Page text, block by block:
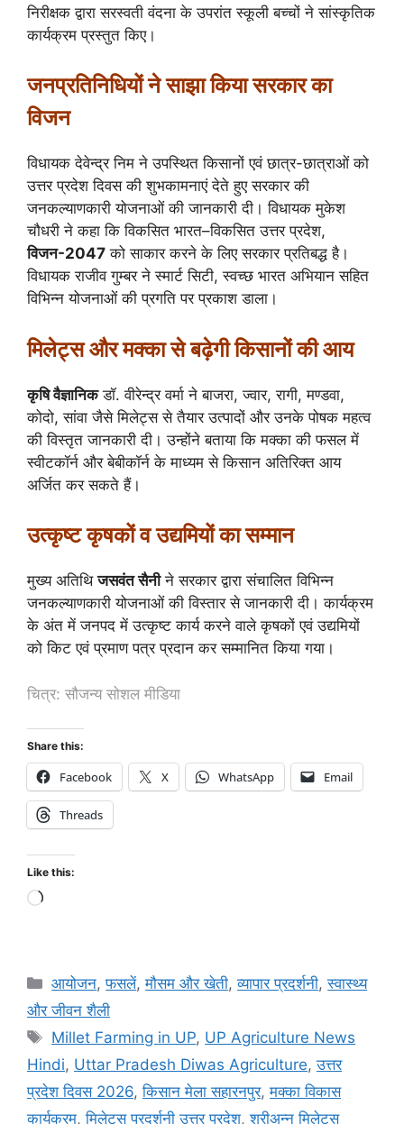
निरीक्षक द्वारा सरस्वती वंदना के उपरांत स्कूली बच्चों ने सांस्कृतिक
कार्यक्रम प्रस्तुत किए।
जनप्रतिनिधियों ने साझा किया सरकार का
विजन
विधायक देवेन्द्र निम ने उपस्थित किसानों एवं छात्र-छात्राओं को
उत्तर प्रदेश दिवस की शुभकामनाएं देते हुए सरकार की
जनकल्याणकारी योजनाओं की जानकारी दी। विधायक मुकेश
चौधरी ने कहा कि विकसित भारत–विकसित उत्तर प्रदेश,
विजन-2047 को साकार करने के लिए सरकार प्रतिबद्ध है।
विधायक राजीव गुम्बर ने स्मार्ट सिटी, स्वच्छ भारत अभियान सहित
विभिन्न योजनाओं की प्रगति पर प्रकाश डाला।
मिलेट्स और मक्का से बढ़ेगी किसानों की आय
कृषि वैज्ञानिकडॉ. वीरेन्द्र वर्मा ने बाजरा, ज्वार, रागी, मण्डवा,
कोदो, सांवा जैसे मिलेट्स से तैयार उत्पादों और उनके पोषक महत्व
की विस्तृत जानकारी दी। उन्होंने बताया कि मक्का की फसल में
स्वीटकॉर्न और बेबीकॉर्न के माध्यम से किसान अतिरिक्त आय
अर्जित कर सकते हैं।
उत्कृष्ट कृषकों व उद्यमियों का सम्मान
मुख्य अतिथिजसवंत सैनीने सरकार द्वारा संचालित विभिन्न
जनकल्याणकारी योजनाओं की विस्तार से जानकारी दी। कार्यक्रम
के अंत में जनपद में उत्कृष्ट कार्य करने वाले कृषकों एवं उद्यमियों
को किट एवं प्रमाण पत्र प्रदान कर सम्मानित किया गया।
चित्र: सौजन्य सोशल मीडिया
Share this:
Facebook X WhatsApp Email
Threads
Like this:
आयोजन,फसलें,मौसम और खेती,व्यापार प्रदर्शनी,स्वास्थ्य
और जीवन शैली
Millet Farming in UP, UP Agriculture News
Hindi, Uttar Pradesh Diwas Agriculture,उत्तर
प्रदेश दिवस 2026,किसान मेला सहारनपुर,मक्का विकास
कार्यक्रम,मिलेट्स प्रदर्शनी उत्तर प्रदेश,श्रीअन्न मिलेट्स